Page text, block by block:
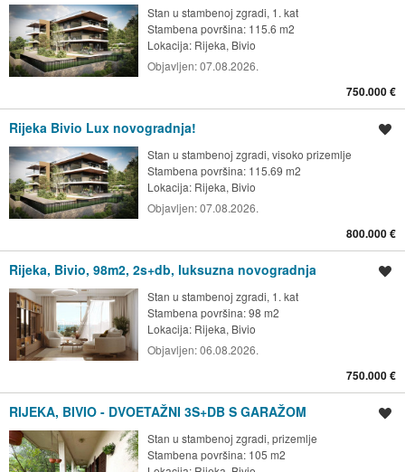
Stan u stambenoj zgradi, 1. kat
Stambena površina: 115.6 m2
Lokacija: Rijeka, Bivio
Objavljen:07.08.2026.
750.000 €
Rijeka Bivio Lux novogradnja!
Stan u stambenoj zgradi, visoko prizemlje
Stambena površina: 115.69 m2
Lokacija: Rijeka, Bivio
Objavljen:07.08.2026.
800.000 €
Rijeka, Bivio, 98m2, 2s+db, luksuzna novogradnja
Stan u stambenoj zgradi, 1. kat
Stambena površina: 98 m2
Lokacija: Rijeka, Bivio
Objavljen:06.08.2026.
750.000 €
RIJEKA, BIVIO - DVOETAŽNI 3S+DB S GARAŽOM
Stan u stambenoj zgradi, prizemlje
Stambena površina: 105 m2